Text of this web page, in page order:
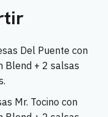
Del Puente con
Blend + 2 salsas
Mr. Tocino con